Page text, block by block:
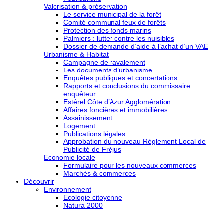
Valorisation & préservation
Le service municipal de la forêt
Comité communal feux de forêts
Protection des fonds marins
Palmiers : lutter contre les nuisibles
Dossier de demande d’aide à l’achat d’un VAE
Urbanisme & Habitat
Campagne de ravalement
Les documents d’urbanisme
Enquêtes publiques et concertations
Rapports et conclusions du commissaire
enquêteur
Estérel Côte d’Azur Agglomération
Affaires foncières et immobilières
Assainissement
Logement
Publications légales
Approbation du nouveau Règlement Local de
Publicité de Fréjus
Economie locale
Formulaire pour les nouveaux commerces
Marchés & commerces
Découvrir
Environnement
Ecologie citoyenne
Natura 2000